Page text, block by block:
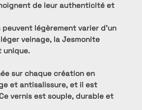
de leur authenticité et
légèrement varier d’un
veinage, la Jesmonite
unique.
sur chaque création en
et antisalissure, et il est
vernis est souple, durable et